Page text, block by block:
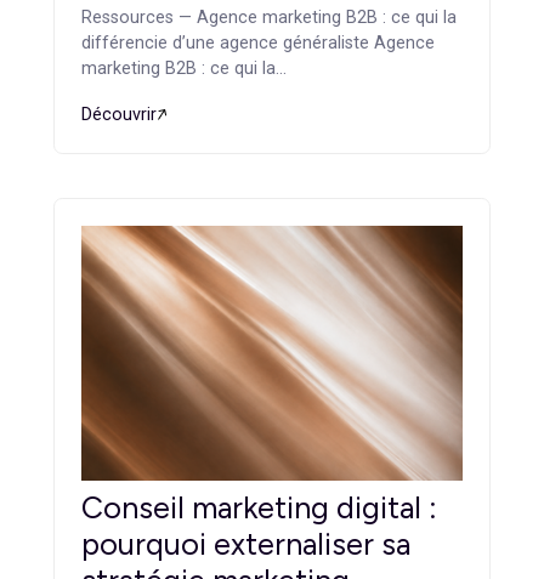
Agence marketing B2B : ce
qui la différencie d’une
agence généraliste
Stratégie